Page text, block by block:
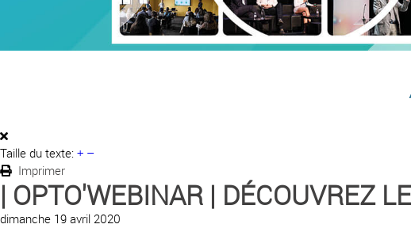
Taille du texte: + –
Imprimer
| OPTO'WEBINAR | DÉCOUVREZ
dimanche 19 avril 2020